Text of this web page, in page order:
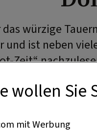
das würzige
und ist neben
Zeit“
wollen Sie
mit Werbung